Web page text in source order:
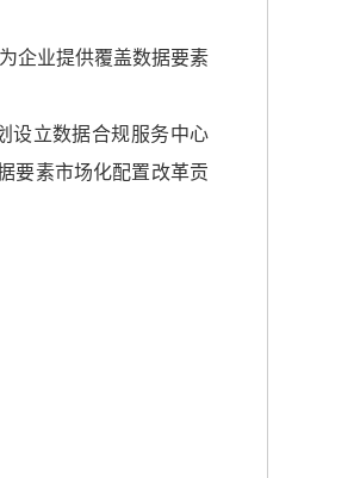
企业提供覆盖数据要素
设立数据合规服务中心
要素市场化配置改革贡